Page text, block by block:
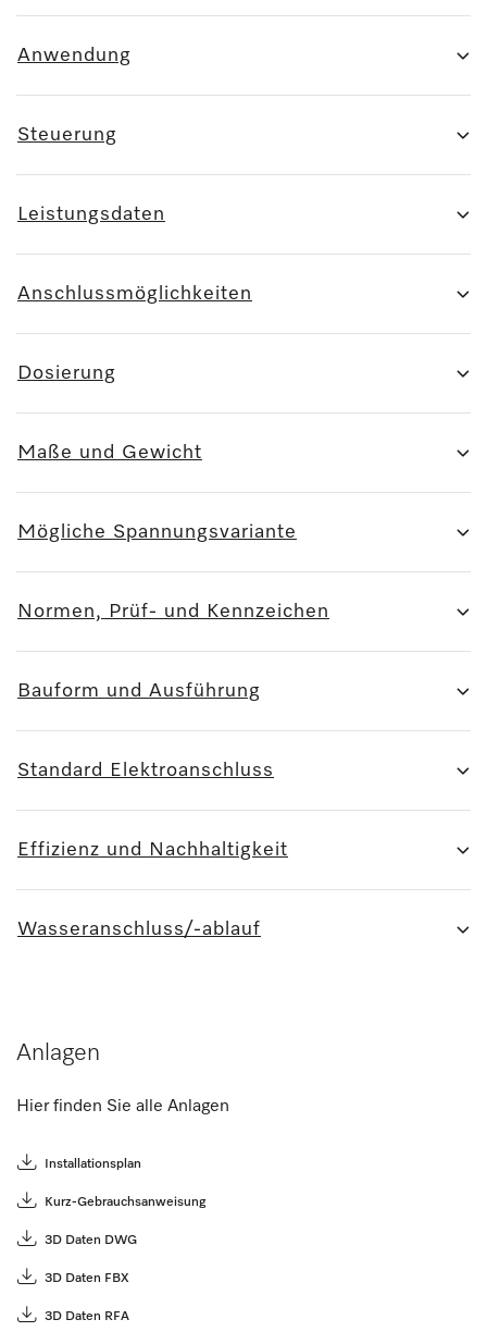
Anwendung
Steuerung
Leistungsdaten
Anschlussmöglichkeiten
Dosierung
Maße und Gewicht
Mögliche Spannungsvariante
Normen, Prüf- und Kennzeichen
Bauform und Ausführung
Standard Elektroanschluss
Effizienz und Nachhaltigkeit
Wasseranschluss/-ablauf
Anlagen
Hier finden Sie alle Anlagen
Installationsplan
Kurz-Gebrauchsanweisung
3D Daten DWG
3D Daten FBX
3D Daten RFA